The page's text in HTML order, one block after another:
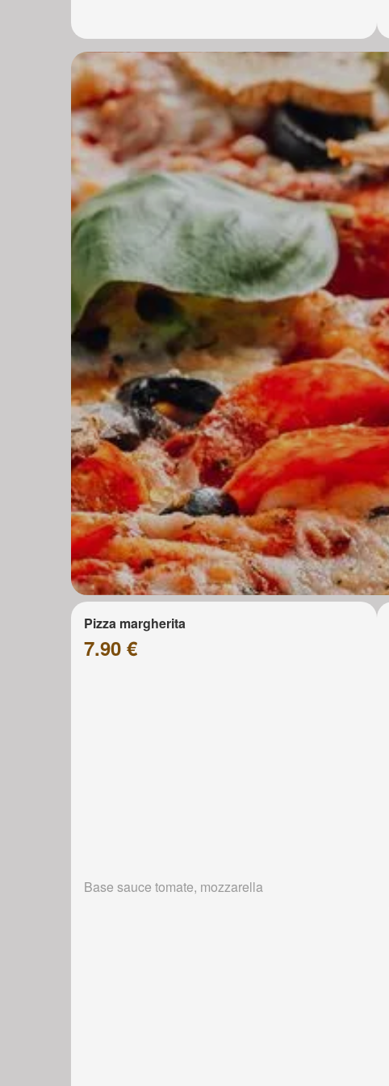
Pizza margherita
7.90 €
Base sauce tomate, mozzarella